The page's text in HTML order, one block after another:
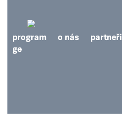
program o nás partneři
ge